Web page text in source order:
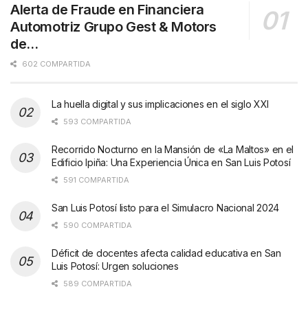
Alerta de Fraude en Financiera
Automotriz Grupo Gest & Motors
de…
602 COMPARTIDA
La huella digital y sus implicaciones en el siglo XXI
593 COMPARTIDA
Recorrido Nocturno en la Mansión de «La Maltos» en el
Edificio Ipiña: Una Experiencia Única en San Luis Potosí
591 COMPARTIDA
San Luis Potosí listo para el Simulacro Nacional 2024
590 COMPARTIDA
Déficit de docentes afecta calidad educativa en San
Luis Potosí: Urgen soluciones
589 COMPARTIDA